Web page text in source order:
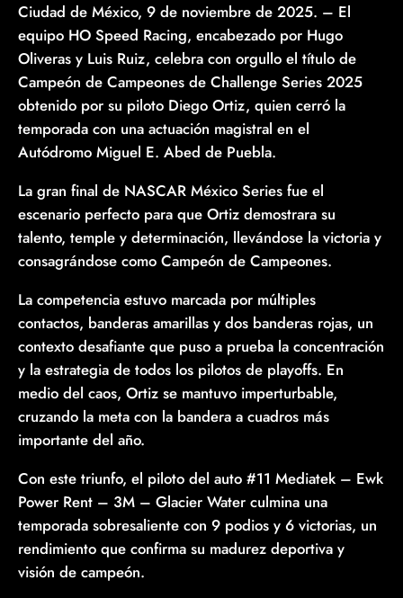
Ciudad de México, 9 de noviembre de 2025. – El
equipo HO Speed Racing, encabezado por Hugo
Oliveras y Luis Ruiz, celebra con orgullo el título de
Campeón de Campeones de Challenge Series 2025
obtenido por su piloto Diego Ortiz, quien cerró la
temporada con una actuación magistral en el
Autódromo Miguel E. Abed de Puebla.
La gran final de NASCAR México Series fue el
escenario perfecto para que Ortiz demostrara su
talento, temple y determinación, llevándose la victoria y
consagrándose como Campeón de Campeones.
La competencia estuvo marcada por múltiples
contactos, banderas amarillas y dos banderas rojas, un
contexto desafiante que puso a prueba la concentración
y la estrategia de todos los pilotos de playoffs. En
medio del caos, Ortiz se mantuvo imperturbable,
cruzando la meta con la bandera a cuadros más
importante del año.
Con este triunfo, el piloto del auto #11 Mediatek – Ewk
Power Rent – 3M – Glacier Water culmina una
temporada sobresaliente con 9 podios y 6 victorias, un
rendimiento que confirma su madurez deportiva y
visión de campeón.